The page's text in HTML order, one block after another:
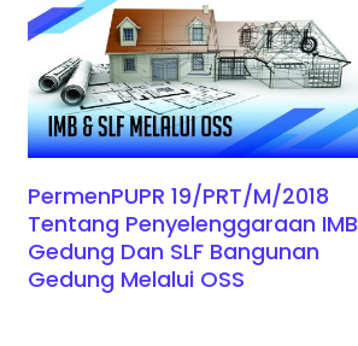
PermenPUPR 19/PRT/M/2018
Tentang Penyelenggaraan IMB
Gedung Dan SLF Bangunan
Gedung Melalui OSS